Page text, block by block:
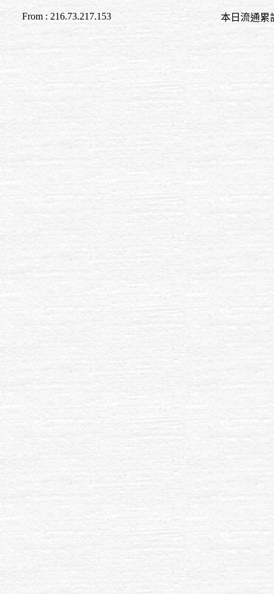
From : 216.73.217.153 本日流通累計